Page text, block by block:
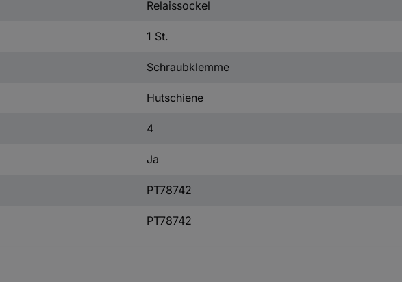
Relaissockel
1 St.
Schraubklemme
Hutschiene
4
Ja
PT78742
PT78742